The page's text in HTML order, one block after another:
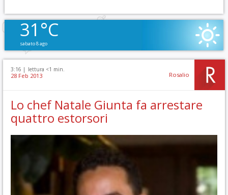
31°C
sabato 8 ago
3:16 | lettura <1 min.
28 Feb 2013 Rosalio
Lo chef Natale Giunta fa arrestare
quattro estorsori